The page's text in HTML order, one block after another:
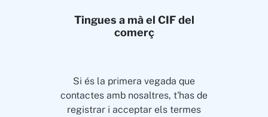
Tingues a mà el CIF del
comerç
Si és la primera vegada que
contactes amb nosaltres, t'has de
registrar i acceptar els termes